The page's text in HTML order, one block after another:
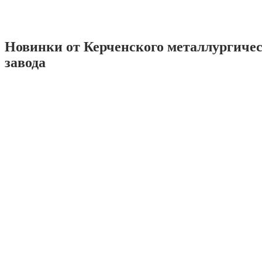
Новинки от Керченского
завода